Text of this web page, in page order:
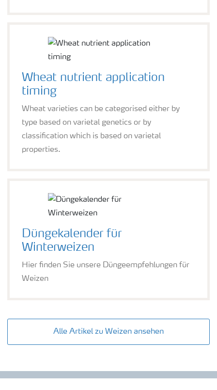
Wheat nutrient application
timing
Wheat varieties can be categorised either by
type based on varietal genetics or by
classification which is based on varietal
properties.
Düngekalender für
Winterweizen
Hier finden Sie unsere Düngeempfehlungen für
Weizen
Alle Artikel zu Weizen ansehen